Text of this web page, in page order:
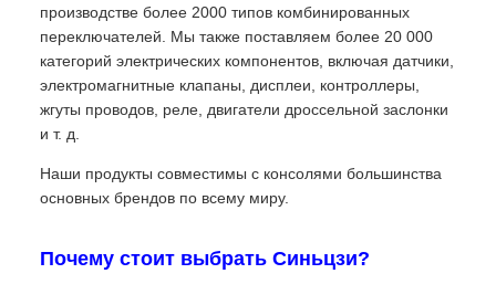
производстве более 2000 типов комбинированных
переключателей. Мы также поставляем более 20 000
категорий электрических компонентов, включая датчики,
электромагнитные клапаны, дисплеи, контроллеры,
жгуты проводов, реле, двигатели дроссельной заслонки
и т. д.
Наши продукты совместимы с консолями большинства
основных брендов по всему миру.
Почему стоит выбрать Синьцзи?